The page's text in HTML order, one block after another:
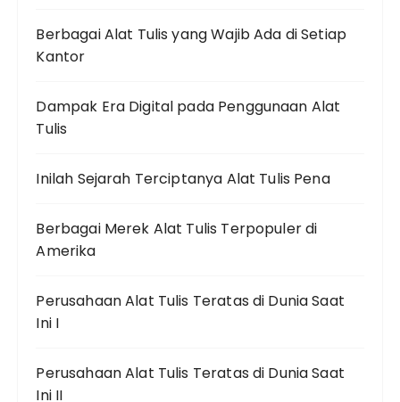
Berbagai Alat Tulis yang Wajib Ada di Setiap
Kantor
Dampak Era Digital pada Penggunaan Alat
Tulis
Inilah Sejarah Terciptanya Alat Tulis Pena
Berbagai Merek Alat Tulis Terpopuler di
Amerika
Perusahaan Alat Tulis Teratas di Dunia Saat
Ini I
Perusahaan Alat Tulis Teratas di Dunia Saat
Ini II